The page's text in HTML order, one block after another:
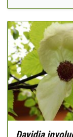
Davidia